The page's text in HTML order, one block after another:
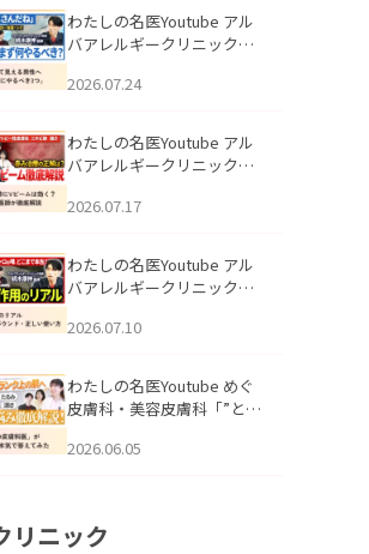
説」を公開いたしました。
わたしの名医Youtube アル
バアレルギークリニック札
える男性へ｜医師が教える
公開いたしました。
2026.07.24
わたしの名医Youtube アル
バアレルギークリニック札
跡にVビームは効く？向いて
説」を公開いたしました。
2026.07.17
わたしの名医Youtube アル
バアレルギークリニック札
医師が明かす副作用・リバ
公開いたしました。
2026.07.10
わたしの名医Youtube めぐ
皮膚科・美容皮膚科「”とお
ッズの肌悩みに本気で答え
2026.06.05
リニック